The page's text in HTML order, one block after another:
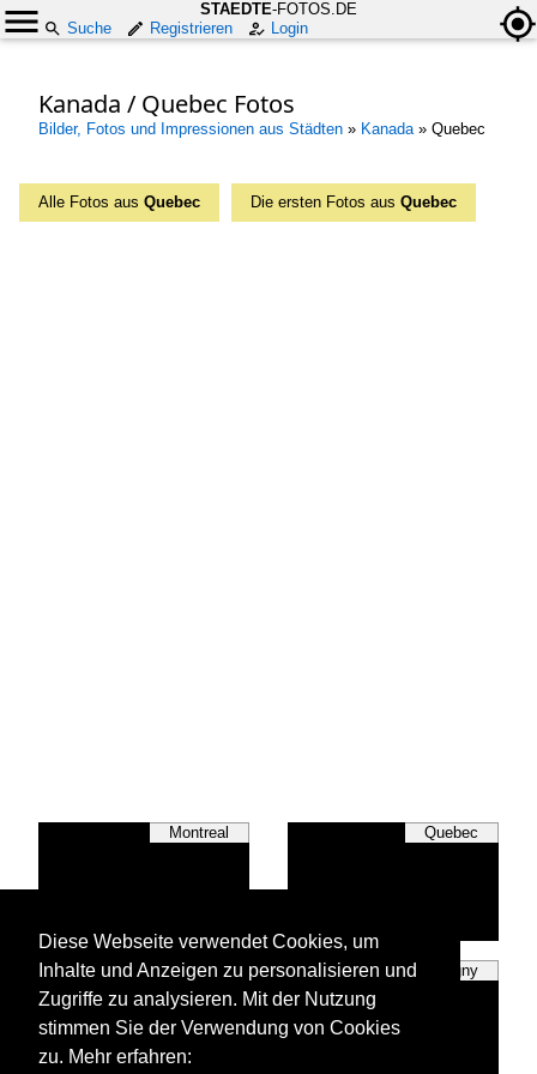
STAEDTE-FOTOS.DE
Suche
Registrieren Login
Kanada / Quebec Fotos
Bilder, Fotos und Impressionen aus Städten » Kanada» Quebec
Alle Fotos aus Quebec Die ersten Fotos aus Quebec
Montreal Quebec
Region Nunavik Repentigny
Diese Webseite verwendet Cookies, um
Inhalte und Anzeigen zu personalisieren und
Zugriffe zu analysieren. Mit der Nutzung
stimmen Sie der Verwendung von Cookies
zu. Mehr erfahren: